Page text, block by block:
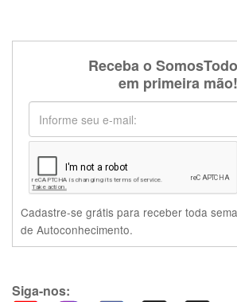
Receba o
em primeira mão!
Cadastre-se grátis para receber toda
de Autoconhecimento.
Siga-nos: